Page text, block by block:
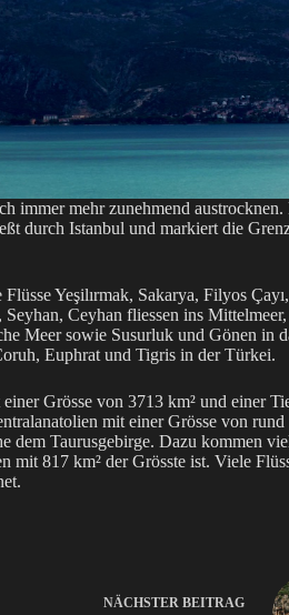
immer mehr zunehmend austrocknen.
durch Istanbul und markiert die
Yeşilırmak, Sakarya, Filyos
Ceyhan fliessen ins Mittelmeer,
Meer sowie Susurluk und Gönen in
Euphrat und Tigris in der Türkei.
Grösse von 3713 km² und einer
mit einer Grösse von rund
dem Taurusgebirge. Dazu kommen
mit 817 km² der Grösste ist. Viele
NÄCHSTER BEITRAG